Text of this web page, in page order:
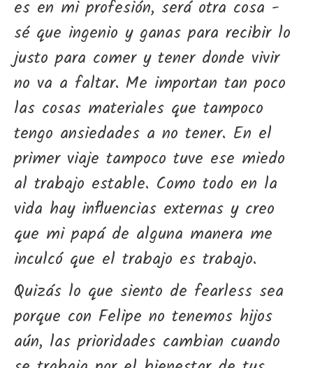
es en mi profesión, será otra cosa -
sé que ingenio y ganas para recibir lo
justo para comer y tener donde vivir
no va a faltar. Me importan tan poco
las cosas materiales que tampoco
tengo ansiedades a no tener. En el
primer viaje tampoco tuve ese miedo
al trabajo estable. Como todo en la
vida hay influencias externas y creo
que mi papá de alguna manera me
inculcó que el trabajo es trabajo.
Quizás lo que siento de fearless sea
porque con Felipe no tenemos hijos
aún, las prioridades cambian cuando